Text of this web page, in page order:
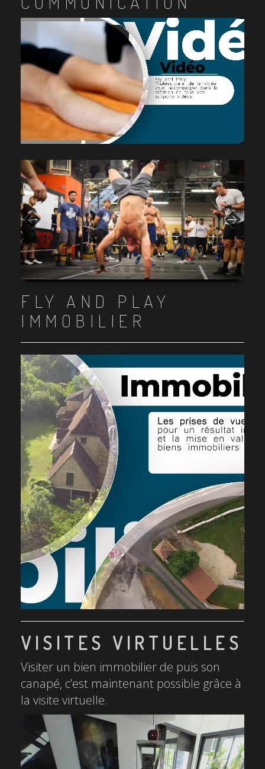
Item 1
Item 2
Item 3
Item 4
Item 5
Item 6
Item 7
Item 8
Item 9
Item 10
FLY AND PLAY
IMMOBILIER
VISITES VIRTUELLES
Visiter un bien immobilier de puis son
canapé, c’est maintenant possible grâce à
la visite virtuelle.